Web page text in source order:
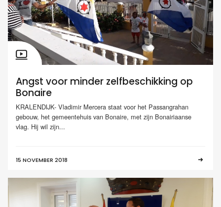
Angst voor minder zelfbeschikking op
Bonaire
KRALENDIJK- Vladimir Mercera staat voor het Passangrahan
gebouw, het gemeentehuis van Bonaire, met zijn Bonairiaanse
vlag. Hij wil zijn...
15 NOVEMBER 2018